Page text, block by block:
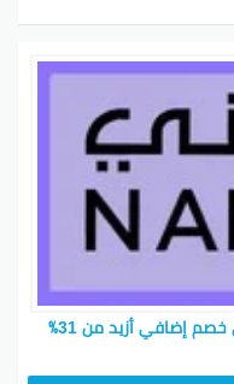
كود خصم نمشي مودل روز واحصل على خصم إضافي أزيد من 31٪